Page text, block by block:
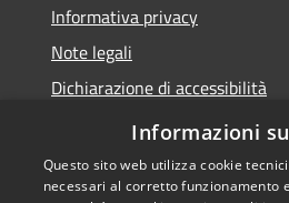
Informativa privacy
Note legali
Dichiarazione di accessibilità
Moduli PrivacyInformazioni
Questo sito web utilizza cookie
necessari al corretto funzionamento